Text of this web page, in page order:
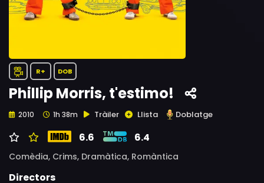
R+ DOB
Phillip Morris, t'estimo!
2010 1h 38m Tràiler Llista Doblatge
6.6 6.4
Comèdia, Crims, Dramàtica, Romàntica
Directors